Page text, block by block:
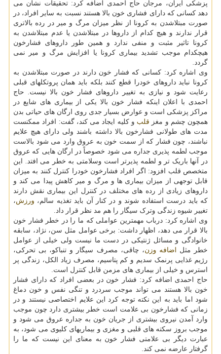
پزشکی ایران، مرجان حاج احمدی اضافه کرد: تحقیقات نشان می
دهد کسانی که دارای فشاری خون بالا هستند نسبت به سایر افراد، در
صورت مبتلاشدن به کرونا از نظر میزان مرگ و میر در رده بالاتری
قرار ندارند و هیچ کدام از داروها در مبتلاشدن یا عدم مبتلاشدن به
کرونا تاثیر مثبت و منفی ندارد و همین طور داروهای فشارخون
هیچکدام موجب تشدید بیماری کرونا یا افزایش مرگ و میر نمی
گردد.
وی اشاره کرد: کسانی که فشار خون دارند در صورت مبتلاشدن به
کرونا نباید داروهای خودرا قطع کنند بلکه باید همان پروتکلهای قبلی
رعایت شود و نیازی به تغییر داروهای فشار خون بالا نیست. حاج
احمدی با اعلان اینکه فشار خون بالا یکی از بیماری های شایع در
مراکز پزشکی است و عوارض بسیار جدی روی ارگان های حیاتی بدن
همچون چشم و مغز قلب و کلیه ایجاد می کند، گفت: افراد ممکنست
مدت های طولانی فشارخون بالا داشته باشند ولی دارای هیچ علایم
نباشند، چون فشار که از سمت خون به عروق وارد می شود بالاست
موجب لطمه پذیری جداره می شود خصوصاً در ارگان هایی که عروق
در آنها باریک تر و لطمه پذیرتر است وسلامتی به خطر می افتد. این
متخصص قلب افزود: اگر افراد فشارخون خودرا کنترل کنند به میزان
قابل توجهی از میزان بیماری ها و مرگ و میر کاهش پیدا می کند و
داروهای زیادی از رده های مختلف در کنترل این بیماری نقش دارند
که باید درست استفاده شوند و در کنار آن باید تغذیه سالم، ورزش،
تغییر شیوه زندگی وترک سیگار را هم مد نظر قرار داد.
وی اشاره کرد: درباب مهمترین عواملی که ما را در خطر فشار خون
بالا قرار می دهد، اظهار داشت: برخی عوامل مثل سن، نژاد، سابقه
خانوادگی و مسائل ژنتیکی در دست ما نیست ولی خیلی از عوامل
خطر مثل اضافه وزن، چاقی، مصرف سیگار و تنباکو، بی تحرکی،
رژیم غذایی پرنمک سدیم و کم پتاسیم، مصرف زیاد الکل، زندگی پر
استرس و خیلی از بیماری های مزمن قابل کنترل است.
حاج احمدی اضافه کرد: فشار خون در بعضی افراد که دارای فشار
خون بالا هستند می تواند موجب سردرد و تنگی نفس و خون دماغ
شود اما باید به این نکته توجه کرد این علایم اختصاصی نیستند و در
زمانی که فشارخون بی علامت است خطر بیشتری دارد چون موجب
وارد آمدن نیروی بیشتری از جریان خون به جداره عروق می شود و
موجب بروز سکته های قلبی و مغزی و بیماریهای کلیوی می شود، به
عبارت دیگر بی علامتی فشار خون به معنای این نیست که ما را
گرفتار عارضه نمی کند.